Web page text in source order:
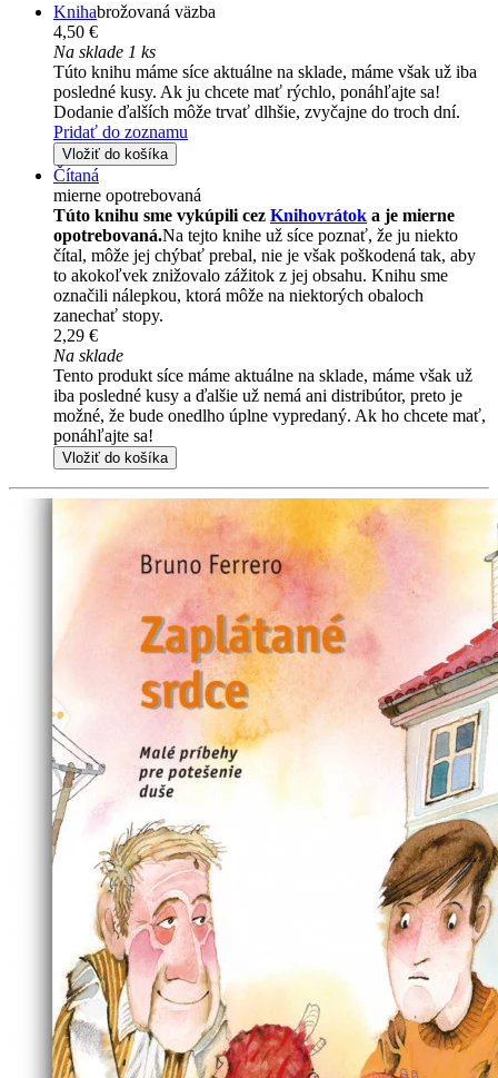
Knihabrožovaná väzba
4,50 €
Na sklade 1 ks
Túto knihu máme síce aktuálne na sklade, máme však už iba
posledné kusy. Ak ju chcete mať rýchlo, ponáhľajte sa!
Dodanie ďalších môže trvať dlhšie, zvyčajne do troch dní.
Pridať do zoznamu
Vložiť do košíka
Čítaná
mierne opotrebovaná
Túto knihu sme vykúpili cez Knihovrátok a je mierne
opotrebovaná.Na tejto knihe už síce poznať, že ju niekto
čítal, môže jej chýbať prebal, nie je však poškodená tak, aby
to akokoľvek znižovalo zážitok z jej obsahu. Knihu sme
označili nálepkou, ktorá môže na niektorých obaloch
zanechať stopy.
2,29 €
Na sklade
Tento produkt síce máme aktuálne na sklade, máme však už
iba posledné kusy a ďalšie už nemá ani distribútor, preto je
možné, že bude onedlho úplne vypredaný. Ak ho chcete mať,
ponáhľajte sa!
Vložiť do košíka